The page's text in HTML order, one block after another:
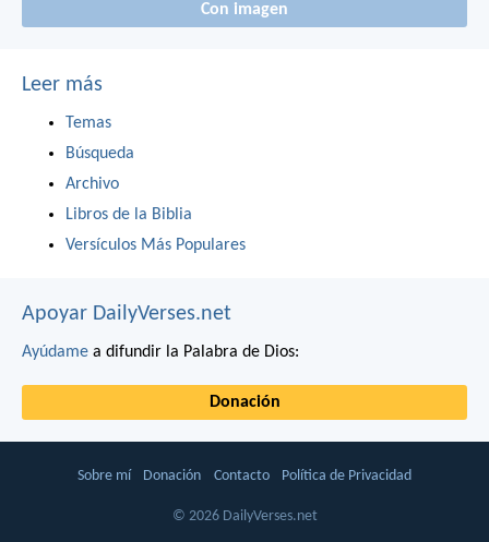
Con imagen
Leer más
Temas
Búsqueda
Archivo
Libros de la Biblia
Versículos Más Populares
Apoyar DailyVerses.net
Ayúdame a difundir la Palabra de Dios:
Donación
Sobre mí Donación Contacto Política de Privacidad
© 2026 DailyVerses.net